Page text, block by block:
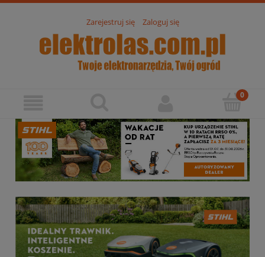
Zarejestruj się Zaloguj się